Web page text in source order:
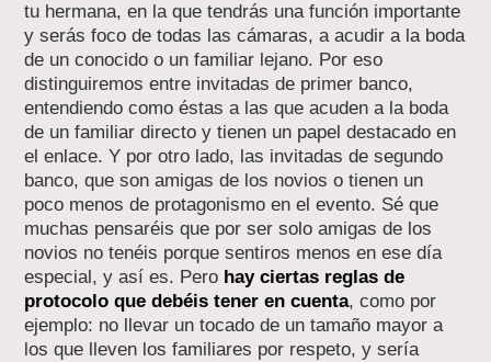
tu hermana, en la que tendrás una función importante
y serás foco de todas las cámaras, a acudir a la boda
de un conocido o un familiar lejano. Por eso
distinguiremos entre invitadas de primer banco,
entendiendo como éstas a las que acuden a la boda
de un familiar directo y tienen un papel destacado en
el enlace. Y por otro lado, las invitadas de segundo
banco, que son amigas de los novios o tienen un
poco menos de protagonismo en el evento. Sé que
muchas pensaréis que por ser solo amigas de los
novios no tenéis porque sentiros menos en ese día
especial, y así es. Pero hay ciertas reglas de
protocolo que debéis tener en cuenta, como por
ejemplo: no llevar un tocado de un tamaño mayor a
los que lleven los familiares por respeto, y sería